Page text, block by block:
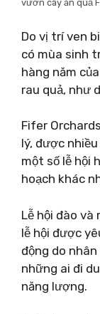
vườn cây ăn quả
Do vị trí ven
có mùa sinh
hàng năm
rau quả, như
Fifer
lý, được
một số lễ hội
hoạch khác
Lễ hội đào
lễ hội được
động do
những ai đi
năng lượng.